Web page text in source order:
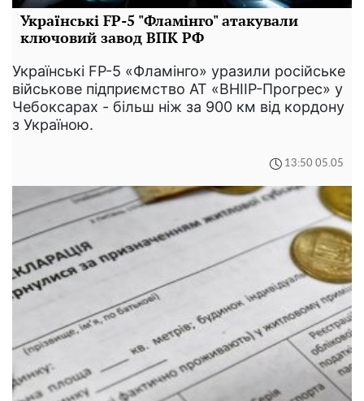
Українські FP-5 "Фламінго" атакували
ключовий завод ВПК РФ
Українські FP-5 «Фламінго» уразили російське
військове підприємство АТ «ВНІІР-Прогрес» у
Чебоксарах - більш ніж за 900 км від кордону
з Україною.
13:50 05.05